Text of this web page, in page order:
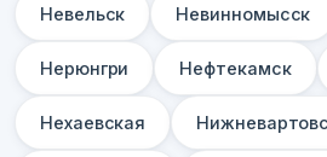
Невельск Невинномысск
Нерюнгри Нефтекамск
Нехаевская